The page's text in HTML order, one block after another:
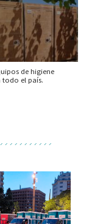
de higiene
todo el país.